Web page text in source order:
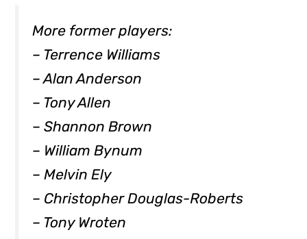
More former players:
– Terrence Williams
– Alan Anderson
– Tony Allen
– Shannon Brown
– William Bynum
– Melvin Ely
– Christopher Douglas-Roberts
– Tony Wroten